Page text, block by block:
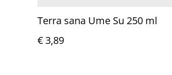
Terra sana Ume Su 250 ml
€ 3,89